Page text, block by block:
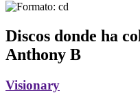
Discos donde ha
Anthony B
Visionary